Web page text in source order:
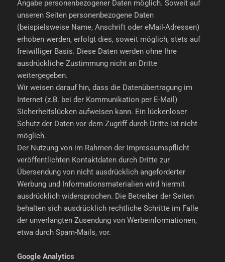
Angabe personenbezogener Daten möglich. Soweit auf
unseren Seiten personenbezogene Daten
(beispielsweise Name, Anschrift oder eMail-Adressen)
erhoben werden, erfolgt dies, soweit möglich, stets auf
freiwilliger Basis. Diese Daten werden ohne Ihre
ausdrückliche Zustimmung nicht an Dritte
weitergegeben.
Wir weisen darauf hin, dass die Datenübertragung im
Internet (z.B. bei der Kommunikation per E-Mail)
Sicherheitslücken aufweisen kann. Ein lückenloser
Schutz der Daten vor dem Zugriff durch Dritte ist nicht
möglich.
Der Nutzung von im Rahmen der Impressumspflicht
veröffentlichten Kontaktdaten durch Dritte zur
Übersendung von nicht ausdrücklich angeforderter
Werbung und Informationsmaterialien wird hiermit
ausdrücklich widersprochen. Die Betreiber der Seiten
behalten sich ausdrücklich rechtliche Schritte im Falle
der unverlangten Zusendung von Werbeinformationen,
etwa durch Spam-Mails, vor.
Google Analytics